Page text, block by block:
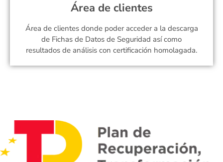
Área de clientes
Área de clientes donde poder acceder a la descarga
de Fichas de Datos de Seguridad así como
resultados de análisis con certificación homolagada.